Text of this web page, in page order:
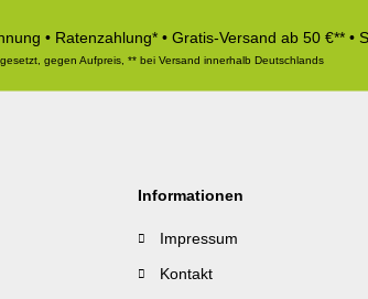
• Ratenzahlung* • Gratis-Versand ab 50 €** •
gegen Aufpreis, ** bei Versand innerhalb Deutschlands
Informationen
Impressum
Kontakt